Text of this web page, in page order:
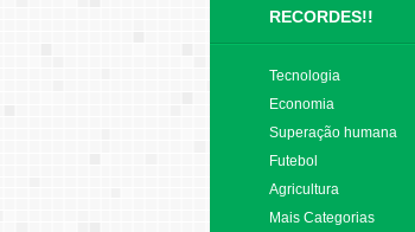
RECORDES!!
Tecnologia
Economia
Superação humana
Futebol
Agricultura
Mais Categorias